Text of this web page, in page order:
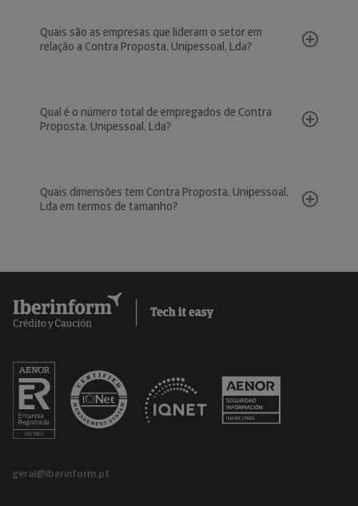
Quais são as empresas que lideram o setor em
relação a Contra Proposta, Unipessoal, Lda?
Qual é o número total de empregados de Contra
Proposta, Unipessoal, Lda?
Quais dimensões tem Contra Proposta, Unipessoal,
Lda em termos de tamanho?
geral@iberinform.pt